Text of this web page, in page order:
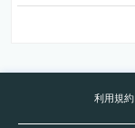
利用規約